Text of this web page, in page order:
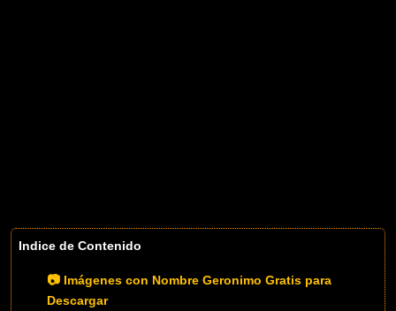
Indice de Contenido
📷 Imágenes con Nombre Geronimo Gratis para
Descargar